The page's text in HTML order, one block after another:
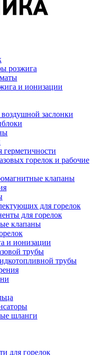
розжига
и ионизации
заслонки
герметичности
горелок и рабочие
клапаны
для горелок
для горелок
клапаны
и ионизации
трубы
трубы
шланги
для горелок